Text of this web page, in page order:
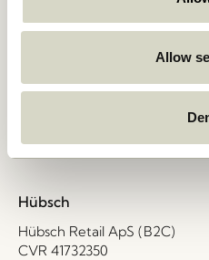
Allow
Kun 1-4
30
Hübsch
Hübsch Retail ApS (B2C)
CVR 41732350